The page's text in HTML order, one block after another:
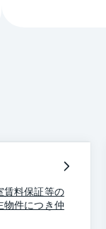
賃料保証等の
物件につき仲